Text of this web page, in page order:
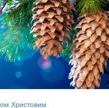
Христовим